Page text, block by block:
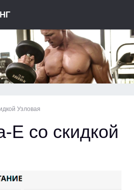
Узловая
E со скидкой